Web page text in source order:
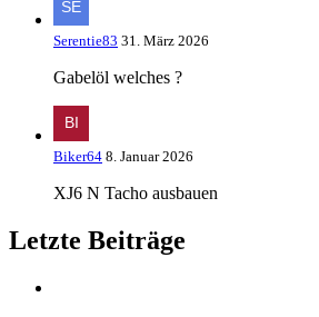
Serentie83 31. März 2026
Gabelöl welches ?
Biker64 8. Januar 2026
XJ6 N Tacho ausbauen
Letzte Beiträge